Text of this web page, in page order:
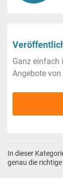
Ganz einfach
Angebote
In dieser
genau die